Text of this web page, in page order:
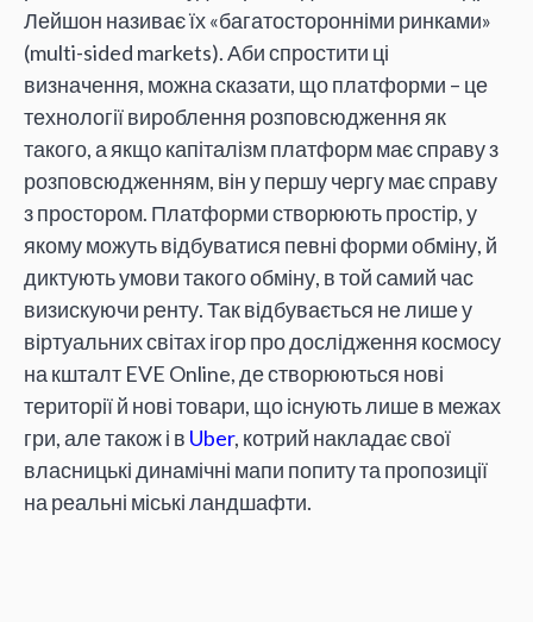
Лейшон називає їх «багатосторонніми ринками»
(multi-sided markets). Аби спростити ці
визначення, можна сказати, що платформи – це
технології вироблення розповсюдження як
такого, а якщо капіталізм платформ має справу з
розповсюдженням, він у першу чергу має справу
з простором. Платформи створюють простір, у
якому можуть відбуватися певні форми обміну, й
диктують умови такого обміну, в той самий час
визискуючи ренту. Так відбувається не лише у
віртуальних світах ігор про дослідження космосу
на кшталт EVE Online, де створюються нові
території й нові товари, що існують лише в межах
гри, але також і в Uber, котрий накладає свої
власницькі динамічні мапи попиту та пропозиції
на реальні міські ландшафти.